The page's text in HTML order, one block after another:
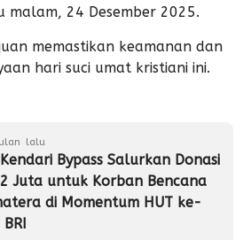
malam, 24 Desember 2025.
memastikan keamanan dan
hari suci umat kristiani ini.
lalu
Bypass Salurkan Donasi
Juta untuk Korban Bencana
di Momentum HUT ke-